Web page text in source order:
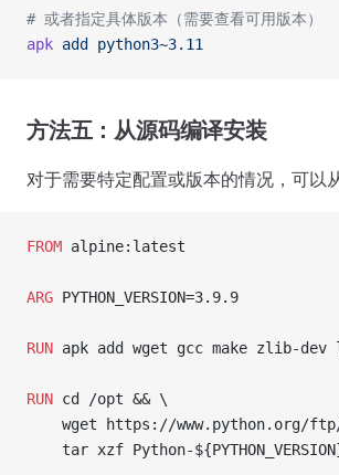
# 或者指定具体版本（需要查看可用版本）
apk add python3~3.11
方法五：从源码编译安装
对于需要特定配置或版本的情况，可以
FROM alpine:latest
ARG PYTHON_VERSION=3.9.9
RUN apk add wget gcc make zlib-
RUN cd /opt && \
wget https://www.python.org/
tar xzf Python-